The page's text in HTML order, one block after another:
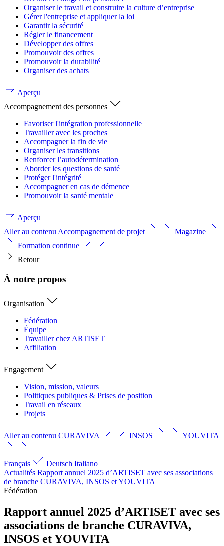
Organiser le travail et construire la culture d’entreprise
Gérer l'entreprise et appliquer la loi
Garantir la sécurité
Régler le financement
Développer des offres
Promouvoir des offres
Promouvoir la durabilité
Organiser des achats
Aperçu
Accompagnement des personnes
Favoriser l'intégration professionnelle
Travailler avec les proches
Accompagner la fin de vie
Organiser les transitions
Renforcer l’autodétermination
Aborder les questions de santé
Protéger l'intégrité
Accompagner en cas de démence
Promouvoir la santé mentale
Aperçu
Aller au contenu Accompagnement de projet
Magazine
Formation continue
Retour
À notre propos
Organisation
Fédération
Équipe
Travailler chez ARTISET
Affiliation
Engagement
Vision, mission, valeurs
Politiques publiques & Prises de position
Travail en réseaux
Projets
Aller au contenu CURAVIVA INSOS YOUVITA
Français Deutsch Italiano
Actualités Rapport annuel 2025 d’ARTISET avec ses associations
de branche CURAVIVA, INSOS et YOUVITA
Fédération
Rapport annuel 2025 d’ARTISET avec ses
associations de branche CURAVIVA,
INSOS et YOUVITA